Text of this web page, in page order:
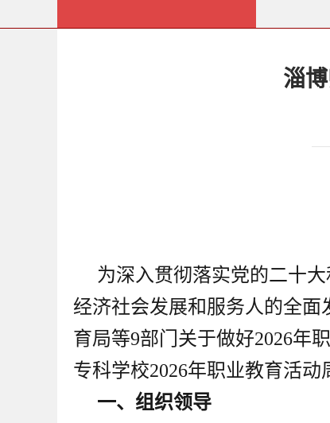
淄
为深入贯彻落实党的二十
经济社会发展和服务人的全
育局等9部门关于做好2026年
专科学校2026年职业教育活动
一、组织领导